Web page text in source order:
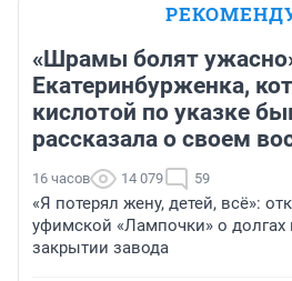
«Шрамы болят
Екатеринбурженка,
кислотой по указке
рассказала о своем
16 часов 14 079 59
«Я потерял жену, детей, всё»:
уфимской «Лампочки» о долгах
закрытии завода